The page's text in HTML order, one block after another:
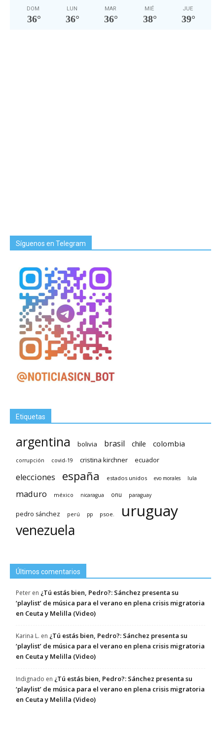
DOM
36°
LUN
36°
MAR
36°
MIÉ
38°
JUE
39°
Síguenos en Telegram
Etiquetas
argentina bolivia brasil chile colombia
corrupción covid-19 cristina kirchner ecuador
elecciones españa estados unidos evo morales lula
maduro méxico nicaragua onu paraguay
pedro sánchez perú pp psoe. uruguay
venezuela
Últimos comentarios
Peter en ¿Tú estás bien, Pedro?: Sánchez presenta su
‘playlist’ de música para el verano en plena crisis migratoria
en Ceuta y Melilla (Video)
Karina L. en ¿Tú estás bien, Pedro?: Sánchez presenta su
‘playlist’ de música para el verano en plena crisis migratoria
en Ceuta y Melilla (Video)
Indignado en ¿Tú estás bien, Pedro?: Sánchez presenta su
‘playlist’ de música para el verano en plena crisis migratoria
en Ceuta y Melilla (Video)